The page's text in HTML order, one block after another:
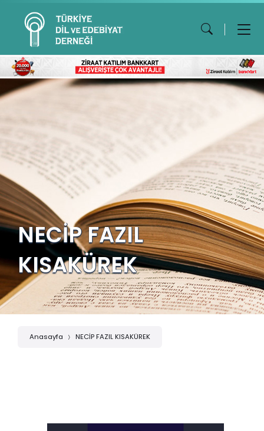
NECİP FAZIL
KISAKÜREK
Anasayfa NECİP FAZIL KISAKÜREK